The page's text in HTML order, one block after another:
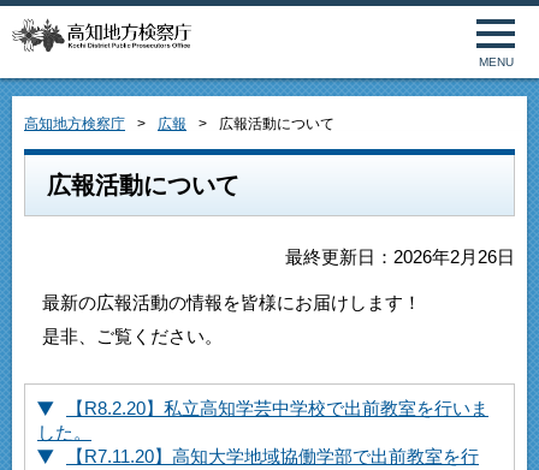
MENU
高知地方検察庁 広報 広報活動について
広報活動について
最終更新日：2026年2月26日
最新の広報活動の情報を皆様にお届けします！
是非、ご覧ください。
【R8.2.20】私立高知学芸中学校で出前教室を行いま
した。
【R7.11.20】高知大学地域協働学部で出前教室を行